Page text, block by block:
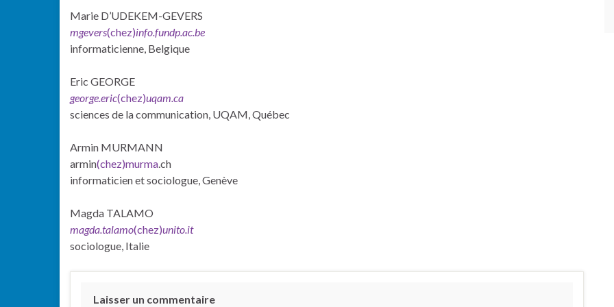
Marie D’UDEKEM-GEVERS
mgevers(chez)info.fundp.ac.be
informaticienne, Belgique
Eric GEORGE
george.eric(chez)uqam.ca
sciences de la communication, UQAM, Québec
Armin MURMANN
armin(chez)murma.ch
informaticien et sociologue, Genève
Magda TALAMO
magda.talamo(chez)unito.it
sociologue, Italie
Laisser un commentaire